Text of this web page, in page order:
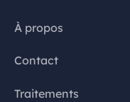
À propos
Contact
Traitements